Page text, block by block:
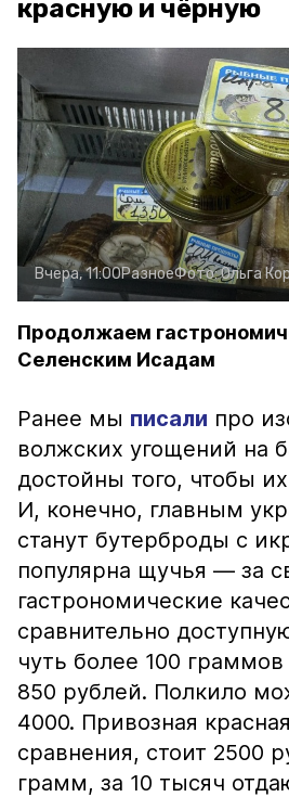
красную и чёрную
Вчера, 11:00РазноеФото:Ольга
Продолжаем
Селенским Исадам
Ранее мы писали про
волжских угощений на
достойны того, чтобы
И, конечно, главным
станут бутерброды с
популярна щучья — за
гастрономические
сравнительно
чуть более 100
850 рублей. Полкило
4000. Привозная
сравнения, стоит 2500
грамм, за 10 тысяч